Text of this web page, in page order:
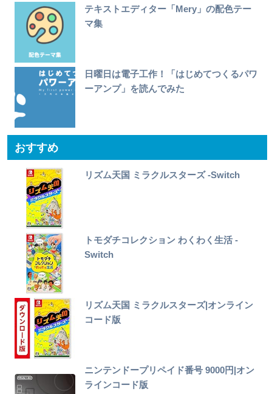
テキストエディター「Mery」の配色テー
マ集
日曜日は電子工作！「はじめてつくるパワ
ーアンプ」を読んでみた
おすすめ
リズム天国 ミラクルスターズ -Switch
トモダチコレクション わくわく生活 -
Switch
リズム天国 ミラクルスターズ|オンライン
コード版
ニンテンドープリペイド番号 9000円|オン
ラインコード版